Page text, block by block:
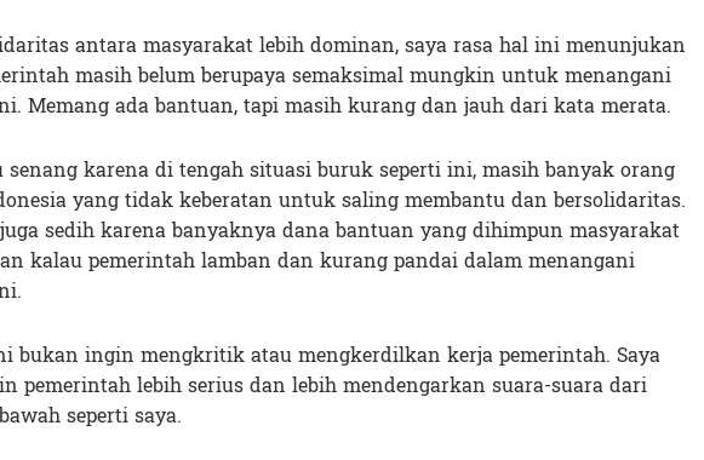
antara masyarakat lebih dominan, saya rasa hal ini menunjukan
masih belum berupaya semaksimal mungkin untuk menangani
Memang ada bantuan, tapi masih kurang dan jauh dari kata merata.
senang karena di tengah situasi buruk seperti ini, masih banyak orang
yang tidak keberatan untuk saling membantu dan bersolidaritas.
sedih karena banyaknya dana bantuan yang dihimpun masyarakat
kalau pemerintah lamban dan kurang pandai dalam menangani
bukan ingin mengkritik atau mengkerdilkan kerja pemerintah. Saya
pemerintah lebih serius dan lebih mendengarkan suara-suara dari
seperti saya.